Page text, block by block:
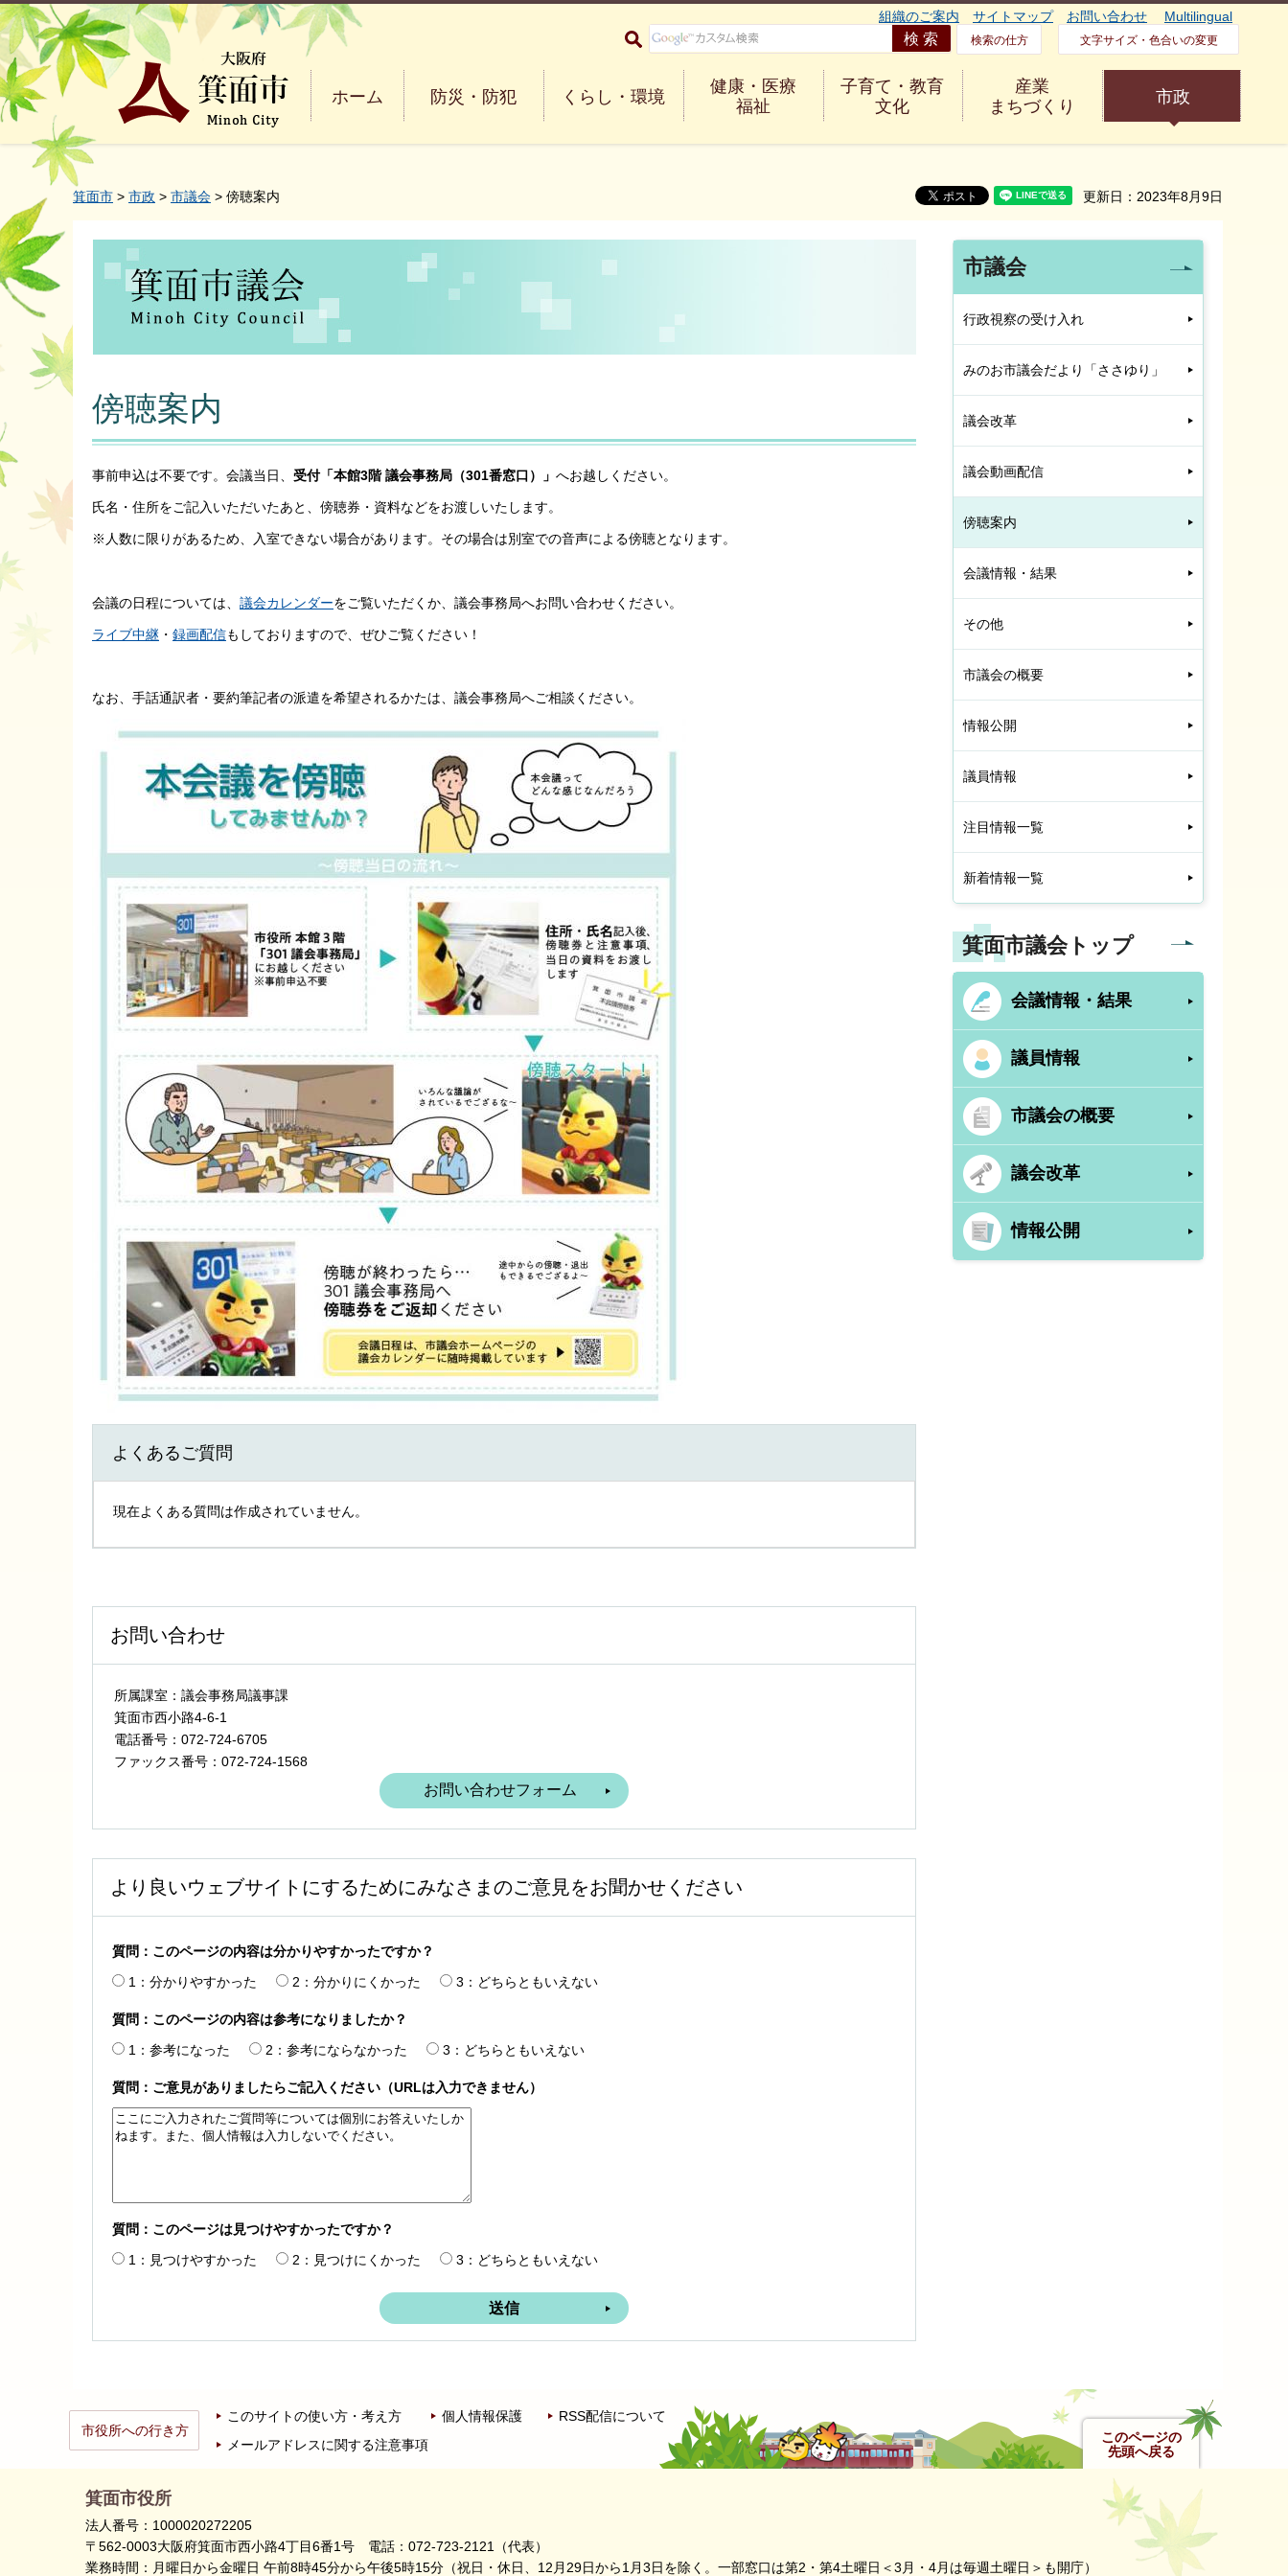
大阪府箕面市 Minoh City
組織のご案内 サイトマップ お問い合わせ Multilingual
検索の仕方 文字サイズ・色合いの変更
ホーム 防災・防犯 くらし・環境
健康・医療
福祉
子育て・教育
文化
産業
まちづくり
市政
箕面市 > 市政 > 市議会 > 傍聴案内 更新日：2023年8月9日
傍聴案内
事前申込は不要です。会議当日、 受付「本館3階 議会事務局（301番窓口）」 へお越しください。
氏名・住所をご記入いただいたあと、傍聴券・資料などをお渡しいたします。
※人数に限りがあるため、入室できない場合があります。その場合は別室での音声による傍聴となります。
会議の日程については、 議会カレンダーをご覧いただくか、議会事務局へお問い合わせください。
ライブ中継 ・ 録画配信もしておりますので、ぜひご覧ください！
なお、手話通訳者・要約筆記者の派遣を希望されるかたは、議会事務局へご相談ください。
よくあるご質問
現在よくある質問は作成されていません。
お問い合わせ
所属課室：議会事務局議事課
箕面市西小路4‐6‐1
電話番号：072-724-6705
ファックス番号：072-724-1568
より良いウェブサイトにするためにみなさまのご意見をお聞かせください
質問：このページの内容は分かりやすかったですか？
1：分かりやすかった
2：分かりにくかった 3：どちらともいえない
質問：このページの内容は参考になりましたか？
1：参考になった
2：参考にならなかった 3：どちらともいえない
質問：ご意見がありましたらご記入ください（URLは入力できません）
質問：このページは見つけやすかったですか？
1：見つけやすかった
2：見つけにくかった 3：どちらともいえない
市議会
行政視察の受け入れ
みのお市議会だより「ささゆり」
議会改革
議会動画配信
傍聴案内
会議情報・結果
その他
市議会の概要
情報公開
議員情報
注目情報一覧
新着情報一覧
箕面市議会トップ
会議情報・結果
議員情報
市議会の概要
議会改革
情報公開
このページの
先頭へ戻る
市役所への行き方
このサイトの使い方・考え方 個人情報保護
RSS配信について
メールアドレスに関する注意事項
箕面市役所
法人番号：1000020272205
〒562-0003大阪府箕面市西小路4丁目6番1号 電話：072-723-2121（代表）
業務時間：月曜日から金曜日 午前8時45分から午後5時15分 （祝日・休日、12月29日から1月3日を除く。 一部窓口は第2・第4土曜日＜3月・4月は毎週土曜日＞も開庁）